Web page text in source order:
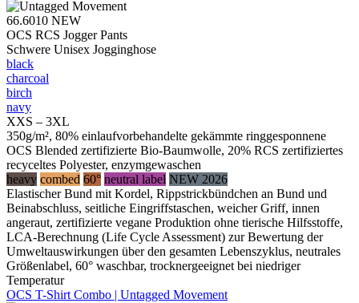
66.6010 NEW
OCS RCS Jogger Pants
Schwere Unisex Jogginghose
black
charcoal
birch
navy
XXS – 3XL
350g/m², 80% einlaufvorbehandelte gekämmte ringgesponnene
OCS Blended zertifizierte Bio-Baumwolle, 20% RCS zertifiziertes
recyceltes Polyester, enzymgewaschen
heavy combed 60° neutral label NEW 2026
Elastischer Bund mit Kordel, Rippstrickbündchen an Bund und
Beinabschluss, seitliche Eingriffstaschen, weicher Griff, innen
angeraut, zertifizierte vegane Produktion ohne tierische Hilfsstoffe,
LCA-Berechnung (Life Cycle Assessment) zur Bewertung der
Umweltauswirkungen über den gesamten Lebenszyklus, neutrales
Größenlabel, 60° waschbar, trocknergeeignet bei niedriger
Temperatur
OCS T-Shirt Combo | Untagged Movement